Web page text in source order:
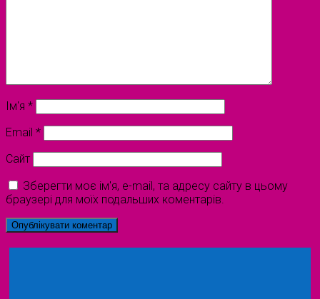
Ім'я *
Email *
Сайт
Зберегти моє ім'я, e-mail, та адресу сайту в цьому
браузері для моїх подальших коментарів.